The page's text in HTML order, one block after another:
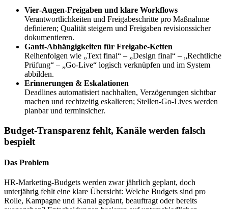
Vier‑Augen‑Freigaben und klare Workflows
Verantwortlichkeiten und Freigabeschritte pro Maßnahme
definieren; Qualität steigern und Freigaben revisionssicher
dokumentieren.
Gantt‑Abhängigkeiten für Freigabe‑Ketten
Reihenfolgen wie „Text final“ – „Design final“ – „Rechtliche
Prüfung“ – „Go‑Live“ logisch verknüpfen und im System
abbilden.
Erinnerungen & Eskalationen
Deadlines automatisiert nachhalten, Verzögerungen sichtbar
machen und rechtzeitig eskalieren; Stellen‑Go‑Lives werden
planbar und terminsicher.
Budget-Transparenz fehlt, Kanäle werden falsch
bespielt
Das Problem
HR‑Marketing‑Budgets werden zwar jährlich geplant, doch
unterjährig fehlt eine klare Übersicht: Welche Budgets sind pro
Rolle, Kampagne und Kanal geplant, beauftragt oder bereits